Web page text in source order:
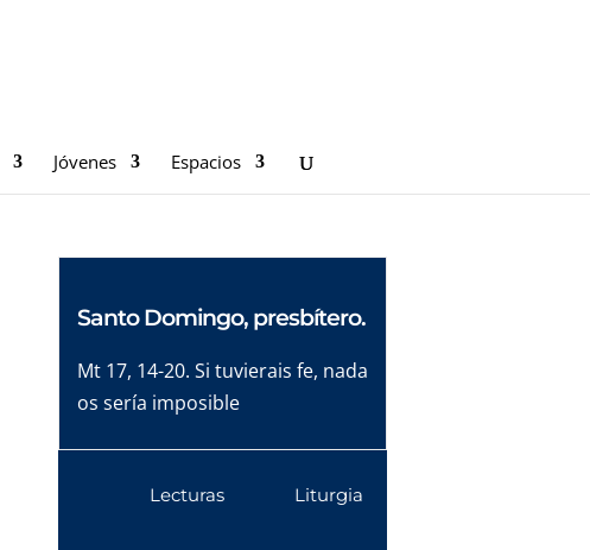
Jóvenes Espacios
Santo Domingo, presbítero.
Mt 17, 14-20. Si tuvierais fe, nada
os sería imposible
Lecturas Liturgia